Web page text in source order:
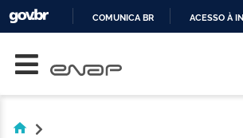
COMUNICA BR ACESSO À